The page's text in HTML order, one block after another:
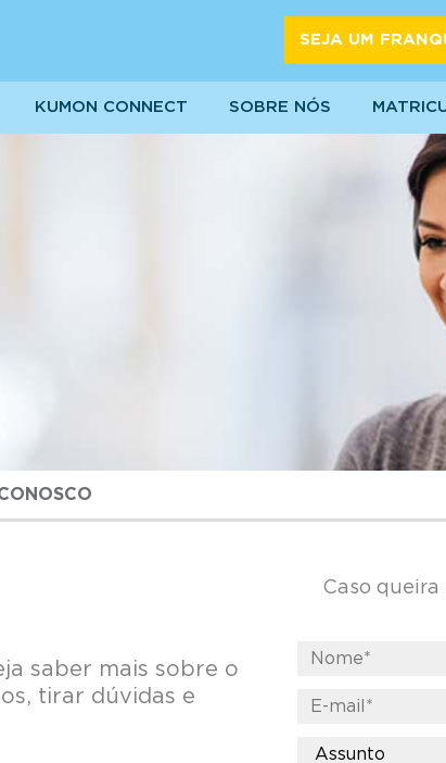
SEJA UM
KUMON CONNECT SOBRE NÓS
saber mais sobre o
tirar dúvidas e
Caso